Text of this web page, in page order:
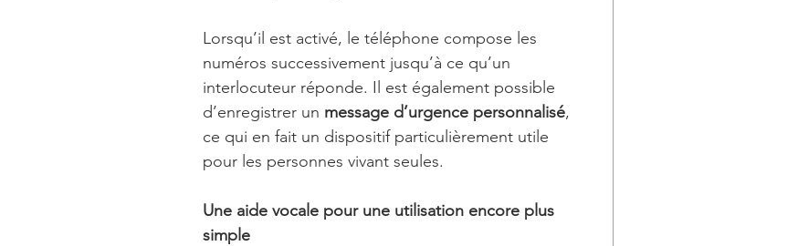
Lorsqu’il est activé, le téléphone compose les
numéros successivement jusqu’à ce qu’un
interlocuteur réponde. Il est également possible
d’enregistrer un message d’urgence personnalisé,
ce qui en fait un dispositif particulièrement utile
pour les personnes vivant seules.
Une aide vocale pour une utilisation encore plus
simple